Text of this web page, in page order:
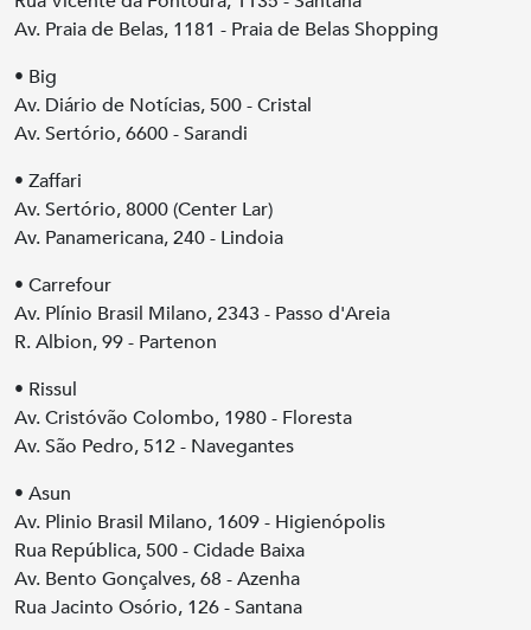
Av. Praia de Belas, 1181 - Praia de Belas Shopping
• Big
Av. Diário de Notícias, 500 - Cristal
Av. Sertório, 6600 - Sarandi
• Zaffari
Av. Sertório, 8000 (Center Lar)
Av. Panamericana, 240 - Lindoia
• Carrefour
Av. Plínio Brasil Milano, 2343 - Passo d'Areia
R. Albion, 99 - Partenon
• Rissul
Av. Cristóvão Colombo, 1980 - Floresta
Av. São Pedro, 512 - Navegantes
• Asun
Av. Plinio Brasil Milano, 1609 - Higienópolis
Rua República, 500 - Cidade Baixa
Av. Bento Gonçalves, 68 - Azenha
Rua Jacinto Osório, 126 - Santana